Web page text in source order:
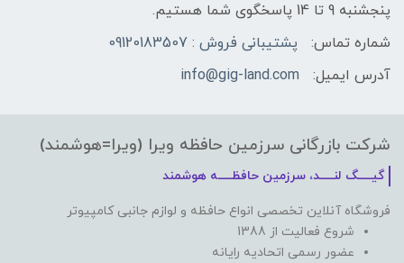
پنجشنبه 9 تا 14 پاسخگوی شما هستیم.
شماره تماس:
پشتیبانی فروش : 09120183507
آدرس ایمیل:
info@gig-land.com
شرکت بازرگانی سرزمین حافظه ویرا (ویرا=هوشمند)
گیـــــگ لنـــــد، سرزمین حافظـــــه هوشمند
فروشگاه آنلاین تخصصی انواع حافظه و لوازم جانبی کامپیوتر
شروع فعالیت از 1388
عضور رسمی اتحادیه رایانه